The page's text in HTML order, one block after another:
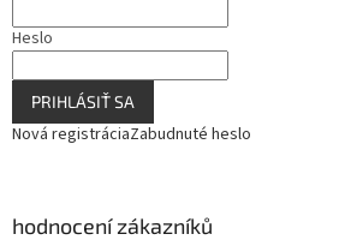
Heslo
PRIHLÁSIŤ SA
Nová registráciaZabudnuté heslo
hodnocení zákazníků